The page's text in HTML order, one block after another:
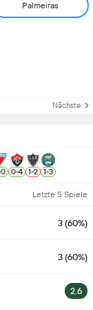
Palmeiras
Nächste
0 0-4 1-2 1-3
Letzte 5 Spiele
3 (60%)
3 (60%)
2.6